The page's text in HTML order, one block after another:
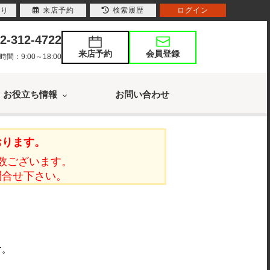
312-4722
間：9:00～18:00 来店予約 会員登録
お役立ち情報 お問い合わせ
ます。
ざいます。
せ下さい。
来店予約 検索履歴 ログイン